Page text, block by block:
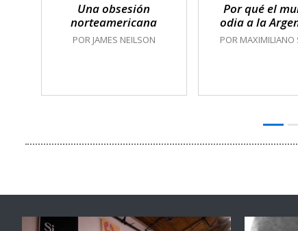
Una obsesión
norteamericana
POR JAMES NEILSON
Por qué el
odia a la
POR MAXIMILIANO